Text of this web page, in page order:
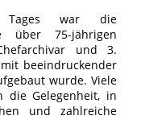
Tages war die
über 75-jährigen
und 3.
mit beeindruckender
wurde. Viele
die Gelegenheit, in
und zahlreiche